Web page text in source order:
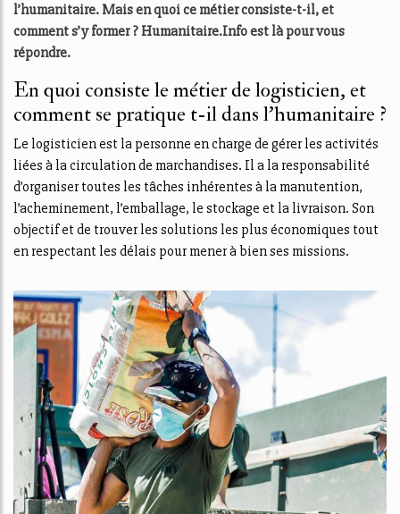
l’humanitaire. Mais en quoi ce métier consiste-t-il, et
comment s’y former ? Humanitaire.Info est là pour vous
répondre.
En quoi consiste le métier de logisticien, et
comment se pratique t-il dans l’humanitaire ?
Le logisticien est la personne en charge de gérer les activités
liées à la circulation de marchandises. Il a la responsabilité
d’organiser toutes les tâches inhérentes à la manutention,
l’acheminement, l’emballage, le stockage et la livraison. Son
objectif et de trouver les solutions les plus économiques tout
en respectant les délais pour mener à bien ses missions.